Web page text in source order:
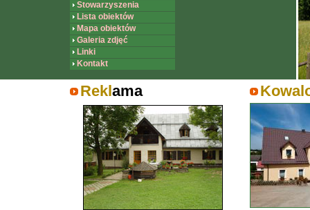
Stowarzyszenia
Lista obiektów
Mapa obiektów
Galeria zdjęć
Linki
Kontakt
Reklama